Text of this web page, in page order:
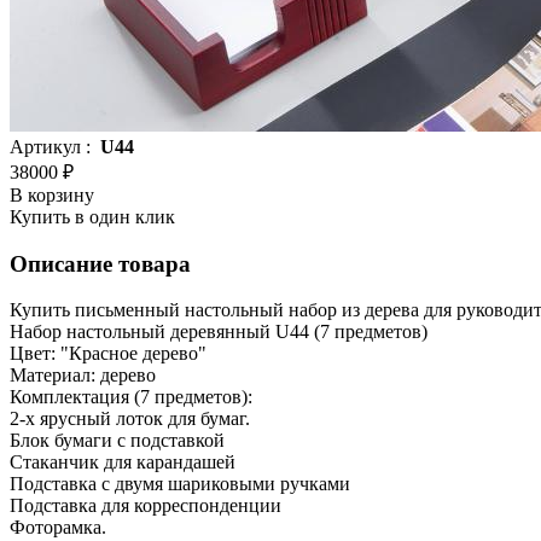
Артикул : U44
38000 ₽
В корзину
Купить в один клик
Описание товара
Купить письменный настольный набор из дерева для
Набор настольный деревянный U44 (7 предметов)
Цвет: "Красное дерево"
Материал: дерево
Комплектация (7 предметов):
2-х ярусный лоток для бумаг.
Блок бумаги с подставкой
Стаканчик для карандашей
Подставка с двумя шариковыми ручками
Подставка для корреспонденции
Фоторамка.